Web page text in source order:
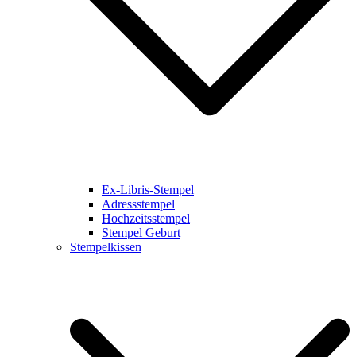
Ex-Libris-Stempel
Adressstempel
Hochzeitsstempel
Stempel Geburt
Stempelkissen